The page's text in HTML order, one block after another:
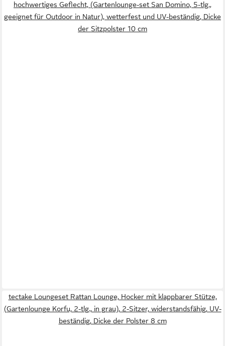
hochwertiges Geflecht, (Gartenlounge-set San Domino, 5-tlg.,
geeignet für Outdoor in Natur), wetterfest und UV-beständig, Dicke
der Sitzpolster 10 cm
tectake Loungeset Rattan Lounge, Hocker mit klappbarer Stütze,
(Gartenlounge Korfu, 2-tlg., in grau), 2-Sitzer, widerstandsfähig, UV-
beständig, Dicke der Polster 8 cm